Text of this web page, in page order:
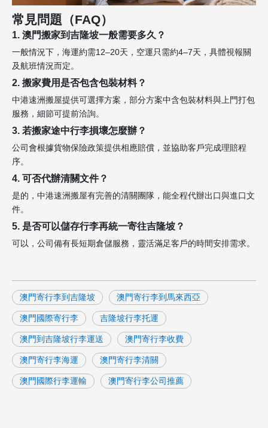
常見問題（FAQ）
1. 澳門搬家到吉隆坡一般需要多久？
一般情況下，海運約需12–20天，空運只需約4–7天，具體視報關
及航班情況而定。
2. 搬家費用是否包含包裝材料？
中港速洲搬屋提供可選擇方案，部分方案中含包裝材料與上門打包
服務，細節可提前洽詢。
3. 若搬家途中行李損壞怎麼辦？
公司會根據貨物保險政策提供相應賠償，並協助客戶完成理賠程
序。
4. 可否代辦清關文件？
是的，中港速洲搬屋有完善的清關團隊，能全程代辦出口與進口文
件。
5. 是否可以儲存行李再統一寄往吉隆坡？
可以，公司備有長短期倉儲服務，靈活滿足客戶的時間安排需求。
澳門寄行李到吉隆坡 澳門寄行李到馬來西亞
澳門國際寄行李 吉隆坡行李托運
澳門到吉隆坡行李運送 澳門寄行李收費
澳門寄行李海運 澳門寄行李清關
澳門國際行李運輸 澳門寄行李公司推薦